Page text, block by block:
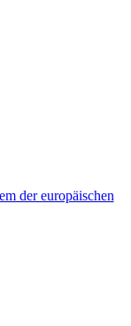
der europäischen